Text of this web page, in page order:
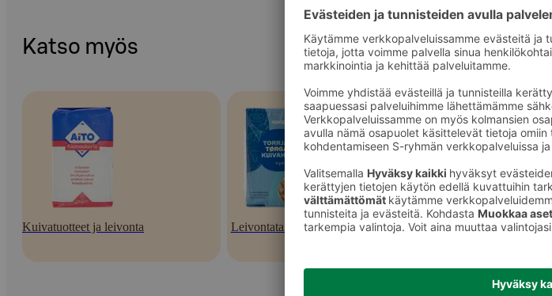
Katso myös
Kuivatuotteet ja leivonta Leivontatarvikkeet Koristeet leivontaan